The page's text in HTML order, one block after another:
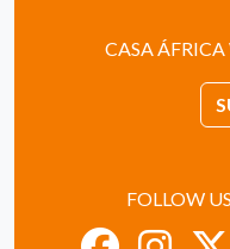
CASA ÁFRICA
FOLLOW